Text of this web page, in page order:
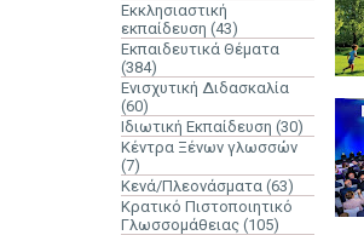
Εκκλησιαστική
εκπαίδευση (43)
Εκπαιδευτικά Θέματα
(384)
Ενισχυτική Διδασκαλία
(60)
Ιδιωτική Εκπαίδευση (30)
Κέντρα Ξένων γλωσσών
(7)
Κενά/Πλεονάσματα (63)
Κρατικό Πιστοποιητικό
Γλωσσομάθειας (105)